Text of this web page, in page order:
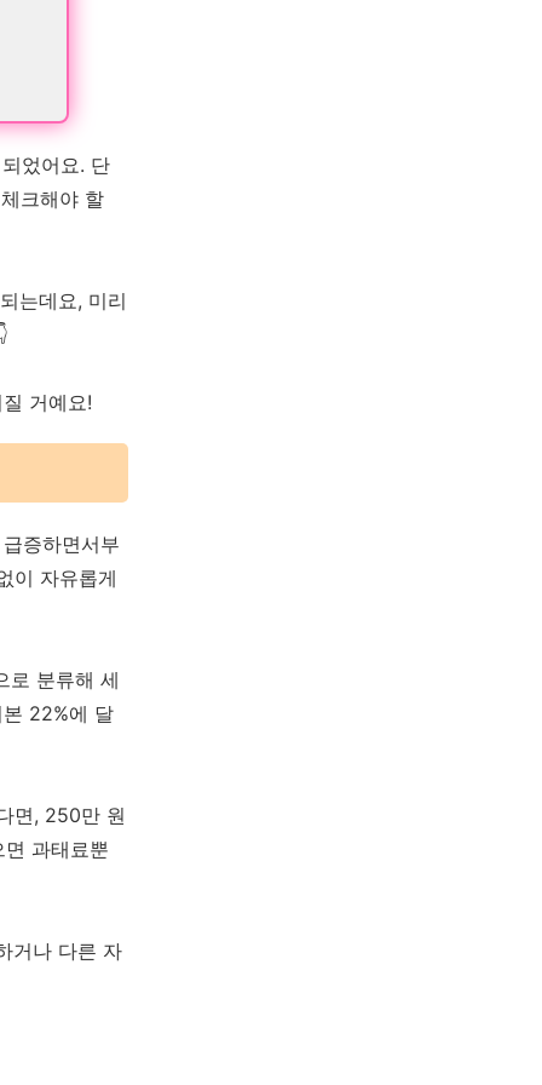
었어요. 단
크해야 할
는데요, 미리
거예요!
증하면서부
이 자유롭게
로 분류해 세
22%에 달
면, 250만 원
과태료뿐
거나 다른 자